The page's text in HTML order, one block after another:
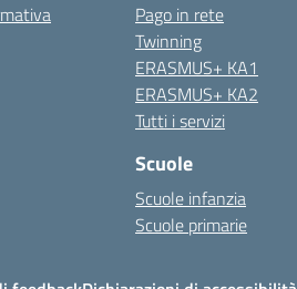
Pago in rete
Twinning
ERASMUS+ KA1
ERASMUS+ KA2
Tutti i servizi
Scuole
Scuole infanzia
Scuole primarie